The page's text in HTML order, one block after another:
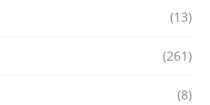
(13)
(261)
(8)